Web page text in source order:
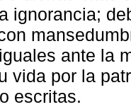
ignorancia;
ante la
vida por la
escritas.